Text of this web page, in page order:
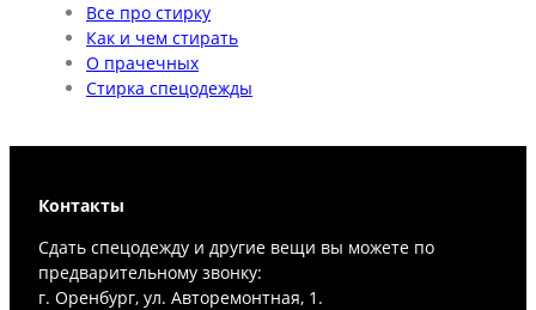
Все про стирку
Как и чем стирать
О прачечных
Стирка спецодежды
Контакты
Сдать спецодежду и другие вещи вы можете по
предварительному звонку:
г. Оренбург, ул. Авторемонтная, 1.